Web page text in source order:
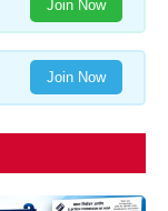
Join Now
Join Now